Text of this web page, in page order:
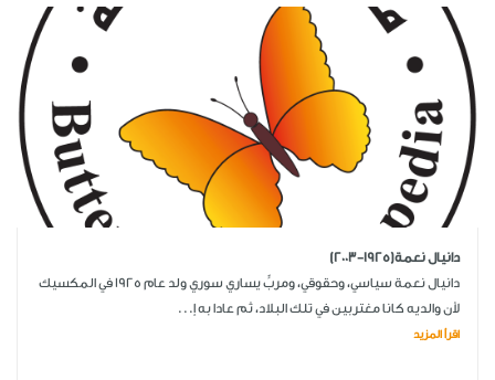
دانيال نعمة(1925-2003)
دانيال نعمة سياسي، وحقوقي، ومربٍّ يساري سوري ولد عام 1925 في المكسيك
لأن والديه كانا مغتربين في تلك البلاد، ثم عادا به إ...
اقرأ المزيد